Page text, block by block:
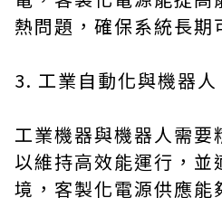
熱問題，確保系統長期
3. 工業自動化與機器人
工業機器與機器人需要
以維持高效能運行，並
境，客製化電源供應能